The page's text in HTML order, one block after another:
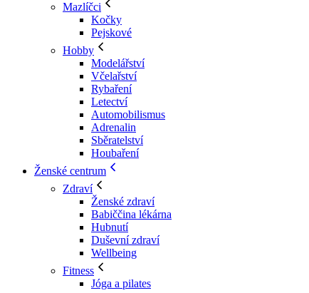
Mazlíčci
Kočky
Pejskové
Hobby
Modelářství
Včelařství
Rybaření
Letectví
Automobilismus
Adrenalin
Sběratelství
Houbaření
Ženské centrum
Zdraví
Ženské zdraví
Babiččina lékárna
Hubnutí
Duševní zdraví
Wellbeing
Fitness
Jóga a pilates